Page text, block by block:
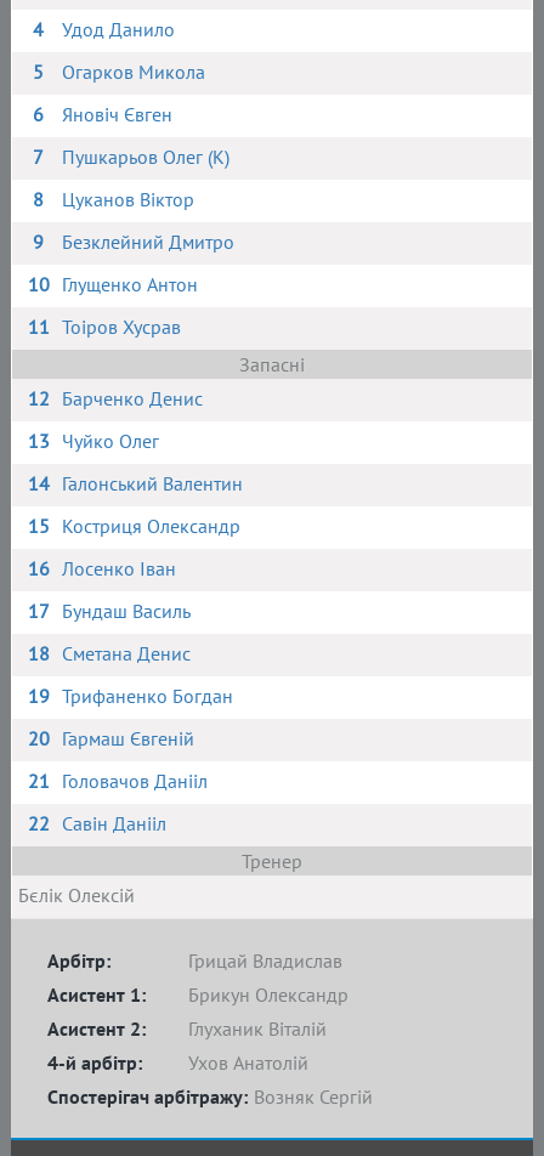
4
Удод Данило
5
Огарков Микола
6
Яновіч Євген
7
Пушкарьов Олег (К)
8
Цуканов Віктор
9
Безклейний Дмитро
10 Глущенко Антон
11 Тоіров Хусрав
Запасні
12 Барченко Денис
13 Чуйко Олег
14 Галонський Валентин
15 Костриця Олександр
16 Лосенко Іван
17 Бундаш Василь
18 Сметана Денис
19 Трифаненко Богдан
20 Гармаш Євгеній
21 Головачов Данііл
22 Савін Данііл
Тренер
Бєлік Олексій
Арбітр:
Грицай Владислав
Асистент 1:
Брикун Олександр
Асистент 2:
Глуханик Віталій
4-й арбітр:
Ухов Анатолій
Спостерігач арбітражу: Возняк Сергій